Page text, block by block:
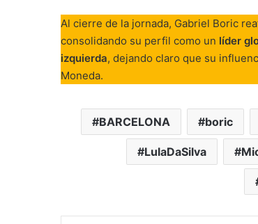
Al cierre de la jornada, Gabriel Boric
consolidando su perfil como un líder
izquierda, dejando claro que su
Moneda.
BARCELONA boric
LulaDaSilva